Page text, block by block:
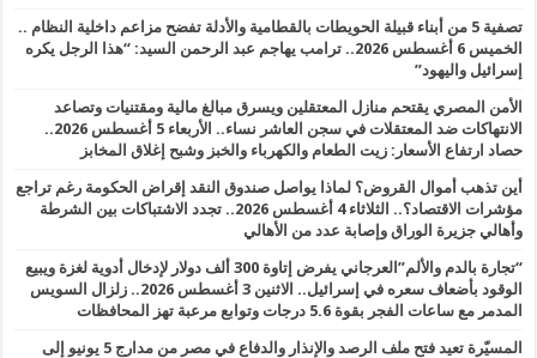
تصفية 5 من أبناء قبيلة الحويطات بالقطامية والأدلة تفضح مزاعم داخلية النظام ..
الخميس 6 أغسطس 2026.. ترامب يهاجم عبد الرحمن السيد: “هذا الرجل يكره
إسرائيل واليهود”
الأمن المصري يقتحم منازل المعتقلين ويسرق مبالغ مالية ومقتنيات وتصاعد
الانتهاكات ضد المعتقلات في سجن العاشر نساء.. الأربعاء 5 أغسطس 2026..
حصاد ارتفاع الأسعار: زيت الطعام والكهرباء والخبز وشبح إغلاق المخابز
أين تذهب أموال القروض؟ لماذا يواصل صندوق النقد إقراض الحكومة رغم تراجع
مؤشرات الاقتصاد؟.. الثلاثاء 4 أغسطس 2026.. تجدد الاشتباكات بين الشرطة
وأهالي جزيرة الوراق وإصابة عدد من الأهالي
“تجارة بالدم والألم”العرجاني يفرض إتاوة 300 ألف دولار لإدخال أدوية لغزة ويبيع
الوقود بأضعاف سعره في إسرائيل.. الاثنين 3 أغسطس 2026.. زلزال السويس
المدمر مع ساعات الفجر بقوة 5.6 درجات وتوابع مرعبة تهز المحافظات
المسيّرة تعيد فتح ملف الرصد والإنذار والدفاع في مصر من مدارج 5 يونيو إلى